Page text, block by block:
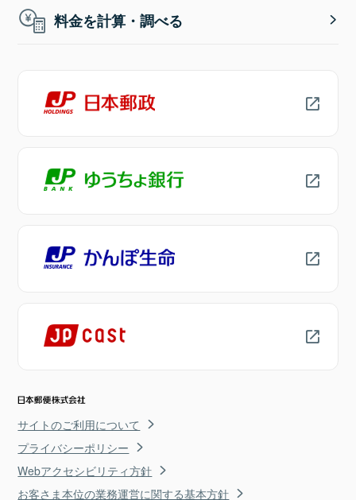
料金を計算・調べる
サイトのご利用について
プライバシーポリシー
Webアクセシビリティ方針
お客さま本位の業務運営に関する基本方針